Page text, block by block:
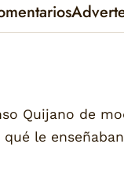
Quijano de
le